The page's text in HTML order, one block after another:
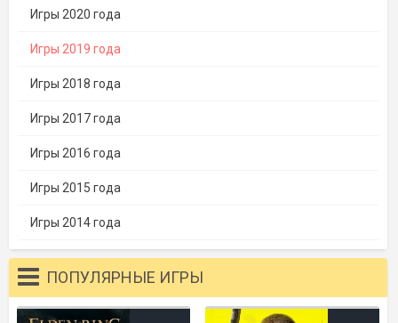
Игры 2020 года
Игры 2019 года
Игры 2018 года
Игры 2017 года
Игры 2016 года
Игры 2015 года
Игры 2014 года
ПОПУЛЯРНЫЕ ИГРЫ